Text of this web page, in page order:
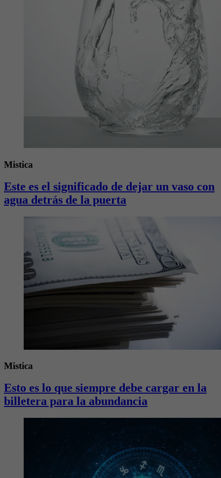
Mistica
Este es el significado de dejar un vaso con
agua detrás de la puerta
Mistica
Esto es lo que siempre debe cargar en la
billetera para la abundancia